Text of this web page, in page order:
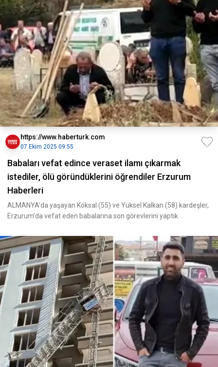
https://www.haberturk.com
07 Ekim 2025 09:55
Babaları vefat edince veraset ilamı çıkarmak
istediler, ölü göründüklerini öğrendiler Erzurum
Haberleri
ALMANYA'da yaşayan Köksal (55) ve Yüksel Kalkan (58) kardeşler,
Erzurum’da vefat eden babalarına son görevlerini yaptık